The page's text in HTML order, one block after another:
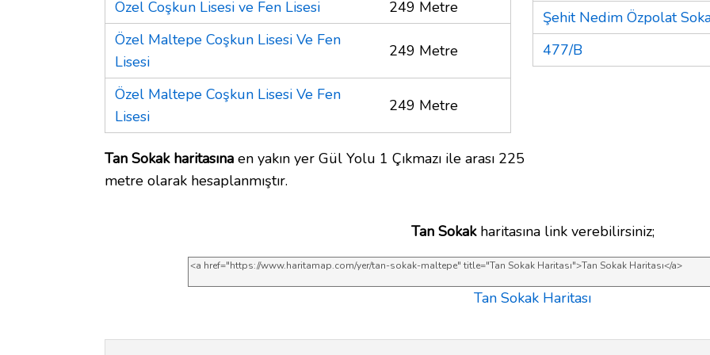
Özel Coşkun Lisesi ve Fen Lisesi
249 Metre
Özel Maltepe Coşkun Lisesi Ve Fen
Lisesi
249 Metre
Özel Maltepe Coşkun Lisesi Ve Fen
Lisesi
249 Metre
Tan Sokak haritasına en yakın yer Gül Yolu 1 Çıkmazı ile arası 225
metre olarak hesaplanmıştır.
Şehit Nedim Özpolat
477/B
Tan Sokakharitasına link verebilirsiniz;
Tan Sokak Haritası